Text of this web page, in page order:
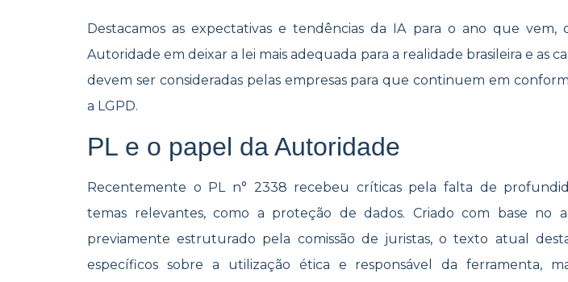
Destacamos as expectativas e tendências da IA para o ano que vem,
Autoridade em deixar a lei mais adequada para a realidade brasileira e as
devem ser consideradas pelas empresas para que continuem em
a LGPD.
PL e o papel da Autoridade
Recentemente o PL n° 2338 recebeu críticas pela falta de
temas relevantes, como a proteção de dados. Criado com base no
previamente estruturado pela comissão de juristas, o texto atual
específicos sobre a utilização ética e responsável da ferramenta,